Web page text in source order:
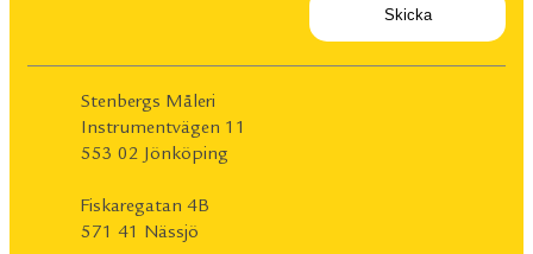
Stenbergs Måleri
Instrumentvägen 11
553 02 Jönköping
Fiskaregatan 4B
571 41 Nässjö